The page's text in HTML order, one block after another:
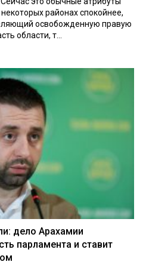
районах спокойнее,
освобожденную правую
области, т...
дело Арахамии
парламента и ставит